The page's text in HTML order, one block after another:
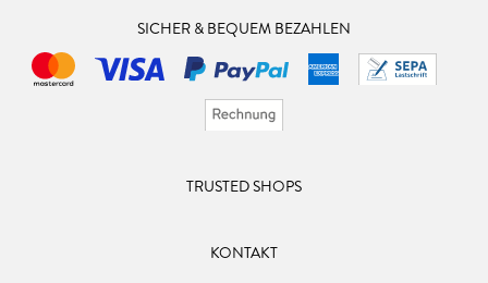
SICHER & BEQUEM BEZAHLEN
TRUSTED SHOPS
KONTAKT